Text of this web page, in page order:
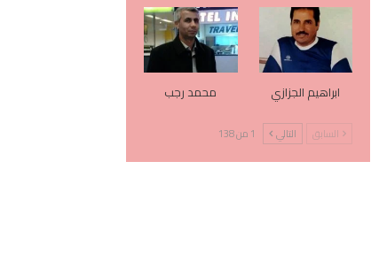
ابراهيم الجزازي محمد رجب
السابق التالي 1 من 138